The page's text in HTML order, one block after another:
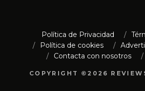
Política de Privacidad
Política de cookies
Contacta con nosotros
COPYRIGHT ©2026